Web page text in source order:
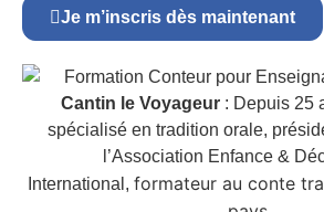
Je m’inscris dès maintenant
Cantin le Voyageur : Depuis 25
spécialisé en tradition orale,
l’Association Enfance &
International, formateur au conte